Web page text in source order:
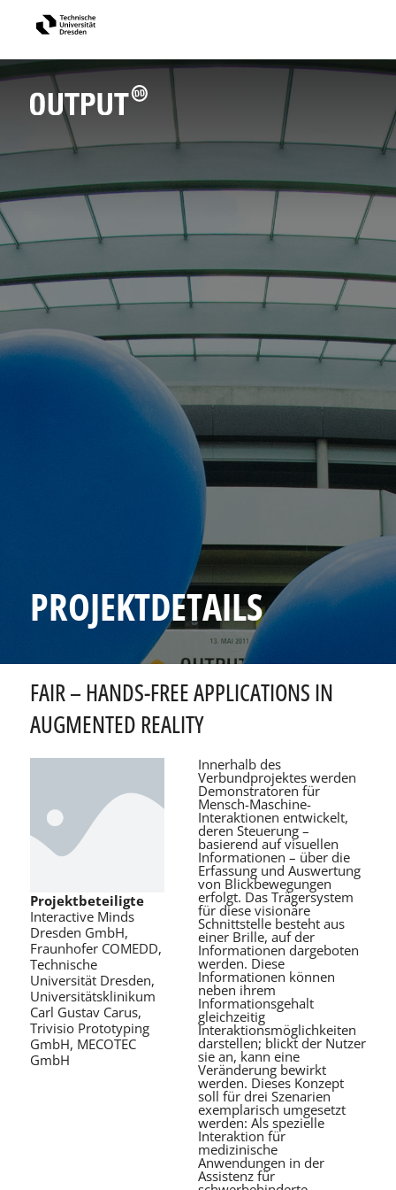
PROJEKTDETAILS
FAIR – HANDS-FREE APPLICATIONS IN
AUGMENTED REALITY
Projektbeteiligte
Interactive Minds
Dresden GmbH,
Fraunhofer COMEDD,
Technische
Universität Dresden,
Universitätsklinikum
Carl Gustav Carus,
Trivisio Prototyping
GmbH, MECOTEC
GmbH
Innerhalb des
Verbundprojektes werden
Demonstratoren für
Mensch-Maschine-
Interaktionen entwickelt,
deren Steuerung –
basierend auf visuellen
Informationen – über die
Erfassung und Auswertung
von Blickbewegungen
erfolgt. Das Trägersystem
für diese visionäre
Schnittstelle besteht aus
einer Brille, auf der
Informationen dargeboten
werden. Diese
Informationen können
neben ihrem
Informationsgehalt
gleichzeitig
Interaktionsmöglichkeiten
darstellen; blickt der Nutzer
sie an, kann eine
Veränderung bewirkt
werden. Dieses Konzept
soll für drei Szenarien
exemplarisch umgesetzt
werden: Als spezielle
Interaktion für
medizinische
Anwendungen in der
Assistenz für